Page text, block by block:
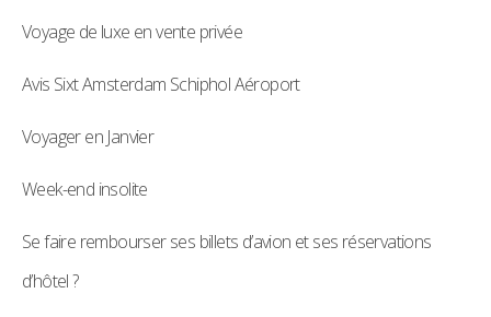
Voyage de luxe en vente privée
Avis Sixt Amsterdam Schiphol Aéroport
Voyager en Janvier
Week-end insolite
Se faire rembourser ses billets d’avion et ses réservations
d’hôtel ?